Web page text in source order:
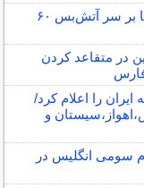
آکسیوس: توافق ایران و آمریکا بر سر آتش‌بس ۶۰
در متقاعد کردن
را اعلام کرد/
و
سومی انگلیس در